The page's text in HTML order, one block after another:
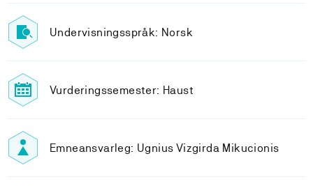
Undervisningsspråk: Norsk
Vurderingssemester: Haust
Emneansvarleg: Ugnius Vizgirda Mikucionis